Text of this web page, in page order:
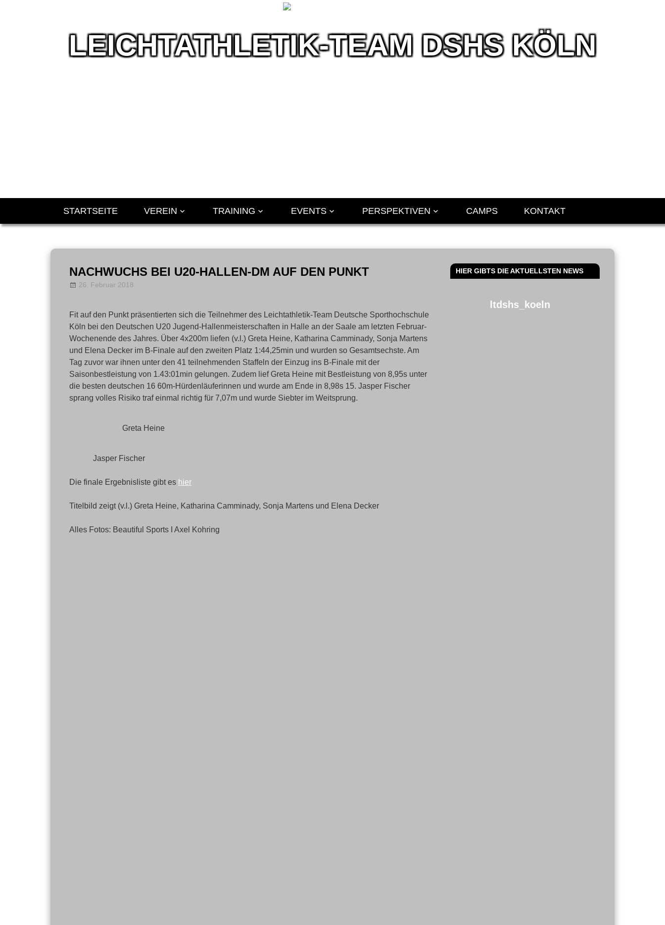
LEICHTATHLETIK-TEAM DSHS KÖLN
STARTSEITE VEREIN TRAINING EVENTS PERSPEKTIVEN CAMPS KONTAKT
Zum
springenNACHWUCHS BEI U20-HALLEN-DM AUF DEN PUNKT
26. Februar 2018
Fit auf den Punkt präsentierten sich die Teilnehmer des Leichtathletik-Team Deutsche Sporthochschule
Köln bei den Deutschen U20 Jugend-Hallenmeisterschaften in Halle an der Saale am letzten Februar-
Wochenende des Jahres. Über 4x200m liefen (v.l.) Greta Heine, Katharina Camminady, Sonja Martens
und Elena Decker im B-Finale auf den zweiten Platz 1:44,25min und wurden so Gesamtsechste. Am
Tag zuvor war ihnen unter den 41 teilnehmenden Staffeln der Einzug ins B-Finale mit der
Saisonbestleistung von 1.43:01min gelungen. Zudem lief Greta Heine mit Bestleistung von 8,95s unter
die besten deutschen 16 60m-Hürdenläuferinnen und wurde am Ende in 8,98s 15. Jasper Fischer
sprang volles Risiko traf einmal richtig für 7,07m und wurde Siebter im Weitsprung.
Greta Heine
Jasper Fischer
Die finale Ergebnisliste gibt es hier
Titelbild zeigt (v.l.) Greta Heine, Katharina Camminady, Sonja Martens und Elena Decker
Alles Fotos: Beautiful Sports I Axel Kohring
HIER GIBTS DIE AKTUELLSTEN NEWS
ltdshs_koeln